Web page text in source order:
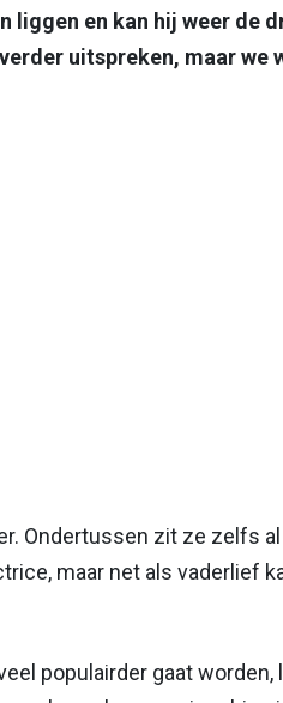
liggen en kan hij weer de
uitspreken, maar we
Ondertussen zit ze zelfs
maar net als vaderlief
populairder gaat worden,